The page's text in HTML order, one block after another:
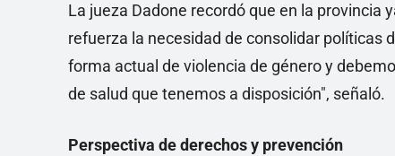
La jueza Dadone recordó que en la provincia
refuerza la necesidad de consolidar políticas
forma actual de violencia de género y
de salud que tenemos a disposición", señaló.
Perspectiva de derechos y prevención